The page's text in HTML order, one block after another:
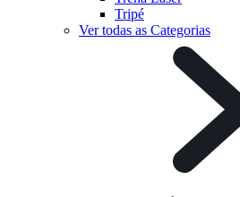
Tripé
Ver todas as Categorias